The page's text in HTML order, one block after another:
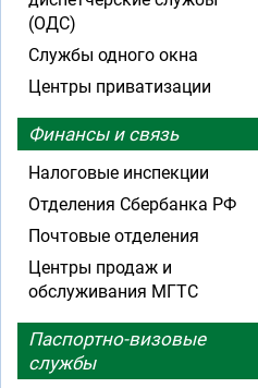
(ОДС)
Службы одного окна
Центры приватизации
Финансы и связь
Налоговые инспекции
Отделения Сбербанка РФ
Почтовые отделения
Центры продаж и
обслуживания МГТС
Паспортно-визовые
службы